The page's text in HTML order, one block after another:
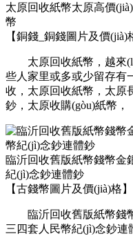
太原回收紙幣太原高價
幣
【銅錢_銅錢圖片及價(jià)
太原回收紙幣，越來
些人家里或多或少留存有一
收，太原回收紙幣，
鈔，太原收購(gòu)紙幣，
臨沂回收舊版紙幣錢幣金
紀(jì)念鈔連體鈔
【古錢幣圖片及價(jià)格 】
臨沂回收舊版紙幣錢幣
三四套人民幣紀(jì)念鈔